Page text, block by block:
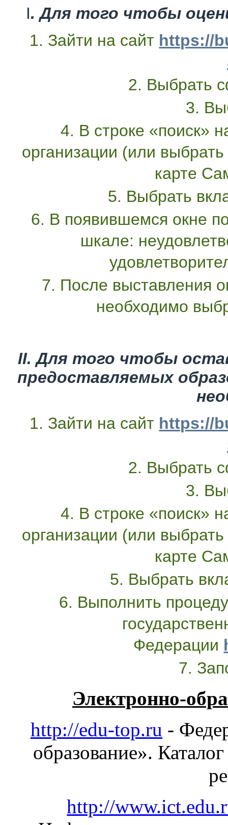
I. Для того чтобы
1. Зайти на сайт https://
2. Выбрать
3.
4. В строке «поиск»
организации (или
карте
5. Выбрать
6. В появившемся окне
шкале:
7. После выставления
необходимо
II. Для того чтобы
предоставляемых
1. Зайти на сайт https://
2. Выбрать
3.
4. В строке «поиск»
организации (или
карте
5. Выбрать
6. Выполнить
Федерации
7.
Электронно-
http://edu-top.ru -
образование».
http://